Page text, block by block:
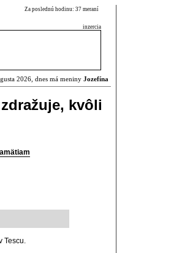
Za poslednú hodinu: 37 meraní
inzercia
2026, dnes má meniny Jozefína
kvôli
Tescu.